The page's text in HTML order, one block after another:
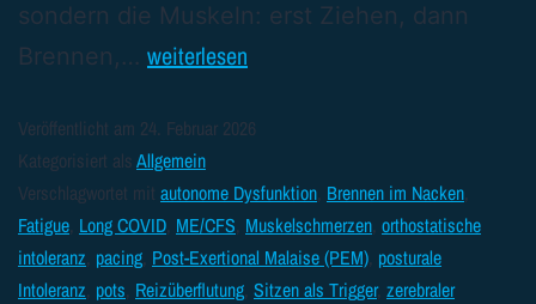
sondern die Muskeln: erst Ziehen, dann
Brennen,… weiterlesen
Veröffentlicht am 24. Februar 2026
Kategorisiert alsAllgemein
Verschlagwortet mit autonome Dysfunktion, Brennen im Nacken,
Fatigue, Long COVID, ME/CFS, Muskelschmerzen, orthostatische
intoleranz, pacing, Post-Exertional Malaise (PEM), posturale
Intoleranz, pots, Reizüberflutung, Sitzen als Trigger, zerebraler